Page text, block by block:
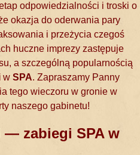
odpowiedzialności i troski o
okazja do oderwania pary
i przeżycia czegoś
huczne imprezy zastępuje
a szczególną popularnością
w SPA. Zapraszamy Panny
tego wieczoru w gronie w
naszego gabinetu!
— zabiegi SPA w